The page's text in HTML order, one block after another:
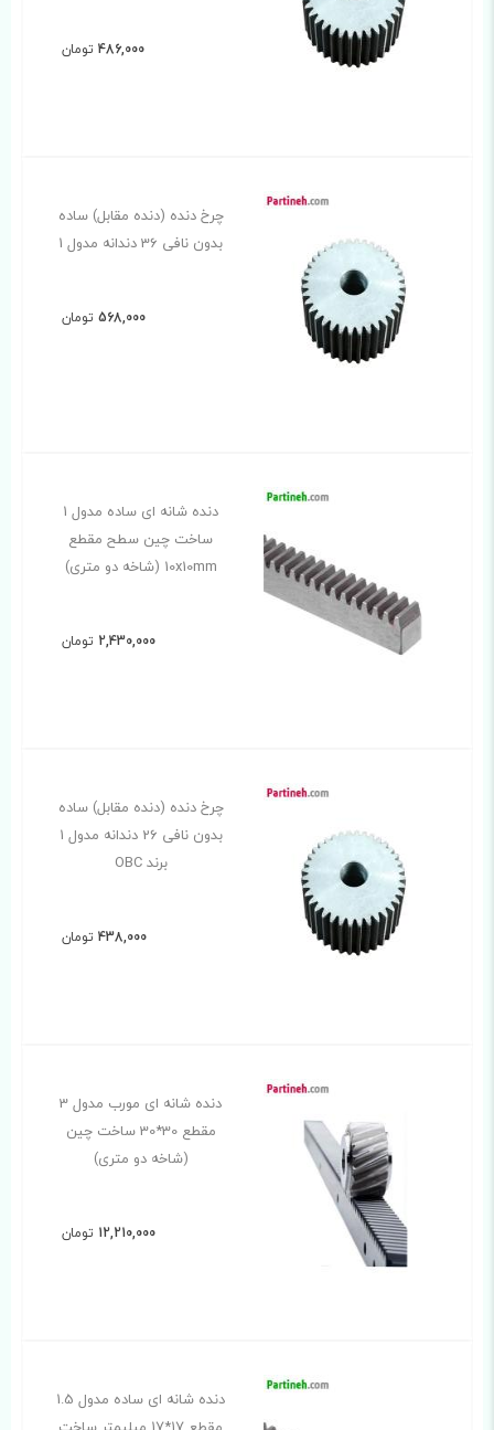
486,000 تومان
چرخ دنده (دنده مقابل) ساده
بدون نافی 36 دندانه مدول 1
568,000 تومان
دنده شانه ای ساده مدول 1
ساخت چین سطح مقطع
10x10mm (شاخه دو متری)
2,430,000 تومان
چرخ دنده (دنده مقابل) ساده
بدون نافی 26 دندانه مدول 1
برند OBC
438,000 تومان
دنده شانه ای مورب مدول 3
مقطع 30*30 ساخت چین
(شاخه دو متری)
12,210,000 تومان
دنده شانه ای ساده مدول 1.5